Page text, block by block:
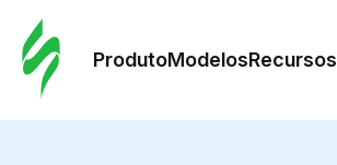
ProdutoModelosRecursos